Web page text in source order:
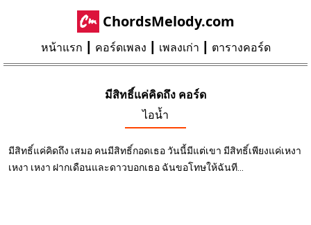
ChordsMelody.com
หน้าแรก คอร์ดเพลง เพลงเก่า ตารางคอร์ด
มีสิทธิ์แค่คิดถึง คอร์ด
ไอน้ำ
มีสิทธิ์แค่คิดถึง เสมอ คนมีสิทธิ์กอดเธอ วันนี้มีแต่เขา มีสิทธิ์เพียงแค่เหงา
เหงา เหงา ฝากเดือนและดาวบอกเธอ ฉันขอโทษให้ฉันที...